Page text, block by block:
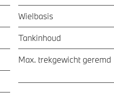
Wielbasis
Tankinhoud
Max. trekgewicht geremd